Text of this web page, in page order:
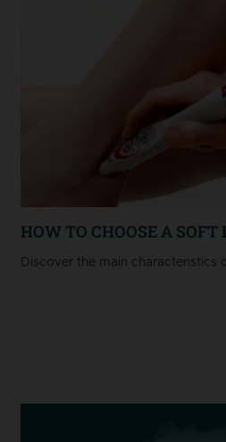
HOW TO CHOOSE A SOFT
Discover the main characteristics